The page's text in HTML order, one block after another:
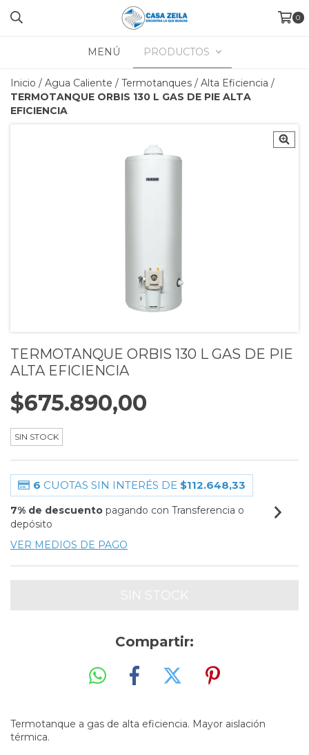
0
MENÚ PRODUCTOS
Inicio / Agua Caliente / Termotanques / Alta Eficiencia /
TERMOTANQUE ORBIS 130 L GAS DE PIE ALTA
EFICIENCIA
TERMOTANQUE ORBIS 130 L GAS DE PIE
ALTA EFICIENCIA
$675.890,00
SIN STOCK
6 CUOTAS SIN INTERÉS DE $112.648,33
7% de descuento pagando con Transferencia o
depósito
VER MEDIOS DE PAGO
Compartir:
Termotanque a gas de alta eficiencia. Mayor aislación
térmica.